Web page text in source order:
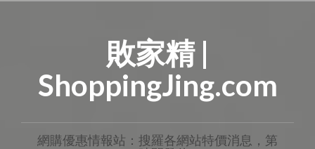
敗家精 |
ShoppingJing.com
網購優惠情報站：搜羅各網站特價消息，第